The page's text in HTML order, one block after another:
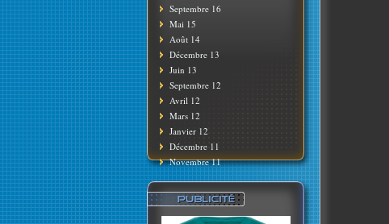
Septembre 16
Mai 15
Août 14
Décembre 13
Juin 13
Septembre 12
Avril 12
Mars 12
Janvier 12
Décembre 11
Novembre 11